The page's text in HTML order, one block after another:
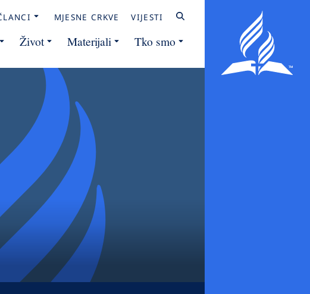
MJESNE CRKVE VIJESTI
Život Materijali Tko smo